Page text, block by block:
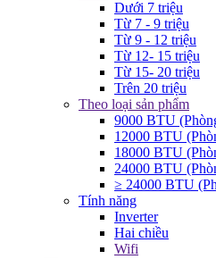
Dưới 7 triệu
Từ 7 - 9 triệu
Từ 9 - 12 triệu
Từ 12- 15 triệu
Từ 15- 20 triệu
Trên 20 triệu
Theo loại sản phẩm
9000 BTU
12000 BTU
18000 BTU
24000 BTU
≥ 24000 BTU
Tính năng
Inverter
Hai chiều
Wifi